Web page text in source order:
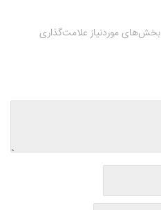
بخش‌های موردنیاز علامت‌گذاری